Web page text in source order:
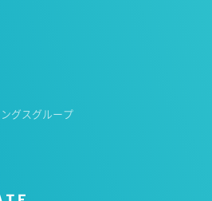
グスグループ